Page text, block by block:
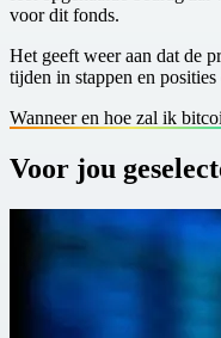
voor dit fonds.
Het geeft weer aan dat de
tijden in stappen en
Wanneer en hoe zal ik
Voor jou